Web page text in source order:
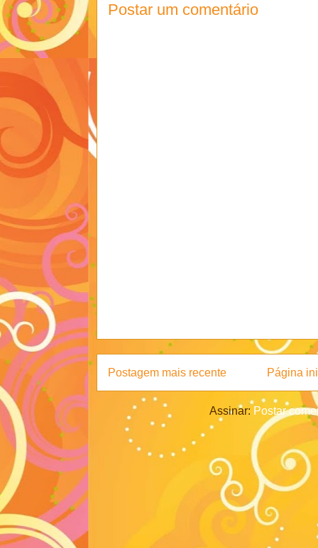
Postar um comentário
Postagem mais recente Página
Assinar: Postar